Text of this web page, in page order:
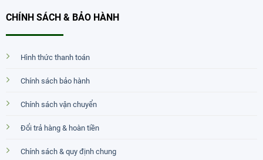
CHÍNH SÁCH & BẢO HÀNH
Hình thức thanh toán
Chính sách bảo hành
Chính sách vận chuyển
Đổi trả hàng & hoàn tiền
Chính sách & quy định chung